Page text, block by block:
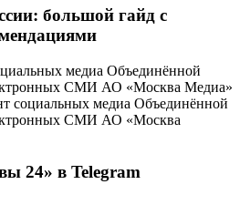
большой гайд с
медиа Объединённой
СМИ АО «Москва Медиа»
социальных медиа Объединённой
СМИ АО «Москва
24» в Telegram